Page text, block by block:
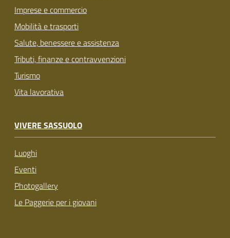
Imprese e commercio
Mobilità e trasporti
Salute, benessere e assistenza
Tributi, finanze e contravvenzioni
Turismo
Vita lavorativa
VIVERE SASSUOLO
Luoghi
Eventi
Photogallery
Le Paggerie per i giovani